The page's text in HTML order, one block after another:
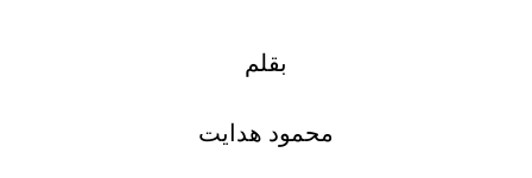
بقلم
محمود هدايت